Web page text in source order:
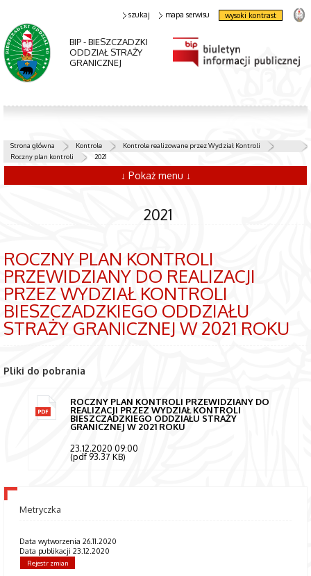
BIP - BIESZCZADZKI
ODDZIAŁ STRAŻY
GRANICZNEJ
szukaj mapa serwisu wysoki kontrast
Strona główna Kontrole
Kontrole realizowane przez Wydział Kontroli
Roczny plan kontroli
2021
↓ Pokaż menu ↓
2021
ROCZNY PLAN KONTROLI
PRZEWIDZIANY DO REALIZACJI
PRZEZ WYDZIAŁ KONTROLI
BIESZCZADZKIEGO ODDZIAŁU
STRAŻY GRANICZNEJ W 2021 ROKU
Pliki do pobrania
ROCZNY PLAN KONTROLI PRZEWIDZIANY DO
REALIZACJI PRZEZ WYDZIAŁ KONTROLI
BIESZCZADZKIEGO ODDZIAŁU STRAŻY
GRANICZNEJ W 2021 ROKU
23.12.2020 09:00
(pdf 93.37 KB)
Metryczka
Data wytworzenia 26.11.2020
Data publikacji 23.12.2020
Rejestr zmian